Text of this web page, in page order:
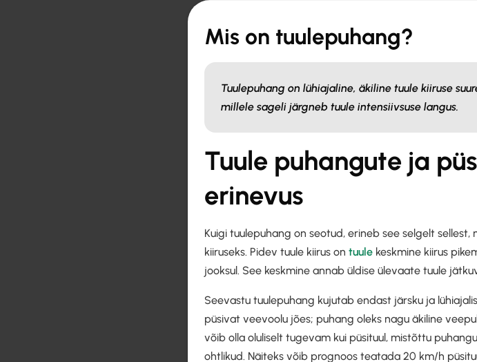
Mis on tuulepuhang?
Tuulepuhang on lühiajaline, äkiline tuule kiiruse
millele sageli järgneb tuule intensiivsuse langus.
Tuule puhangute ja
erinevus
Kuigi tuulepuhang on seotud, erineb see selgelt
kiiruseks. Pidev tuule kiirus on tuule keskmine kiirus
jooksul. See keskmine annab üldise ülevaate tuule
Seevastu tuulepuhang kujutab endast järsku ja
püsivat veevoolu jões; puhang oleks nagu äkiline
võib olla oluliselt tugevam kui püsituul, mistõttu
ohtlikud. Näiteks võib prognoos teatada 20 km/h